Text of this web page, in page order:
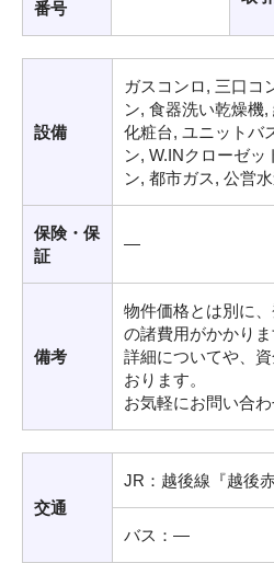
番号
設備
ガスコンロ, 三口コ
ン, 食器洗い乾燥機
化粧台, ユニットバ
ン, W.INクローゼッ
ン, 都市ガス, 公営
保険・保
証
―
備考
物件価格とは別に
の諸費用がかかりま
詳細についてや、
おります。
お気軽にお問い合わ
交通
JR：越後線『越後
バス：―